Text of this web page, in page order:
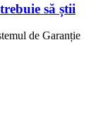
să știi
de Garanție